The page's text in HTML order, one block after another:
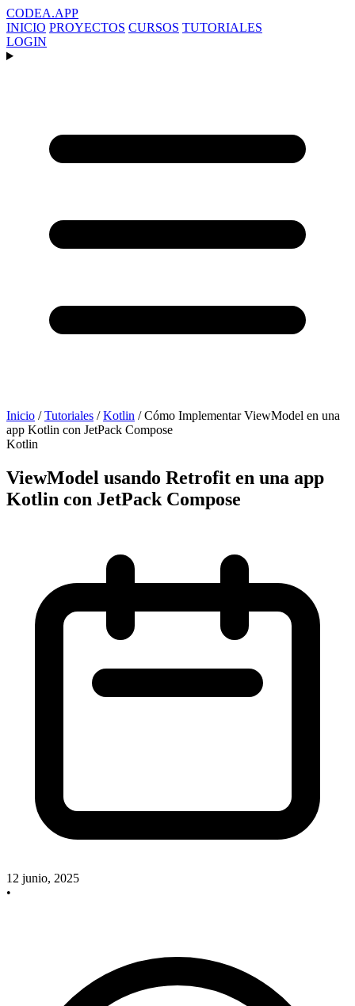
CODEA.APP
INICIO PROYECTOS CURSOS TUTORIALES
LOGIN
Inicio / Tutoriales / Kotlin / Cómo Implementar ViewModel en una
app Kotlin con JetPack Compose
Kotlin
ViewModel usando Retrofit en una app
Kotlin con JetPack Compose
12 junio, 2025
•